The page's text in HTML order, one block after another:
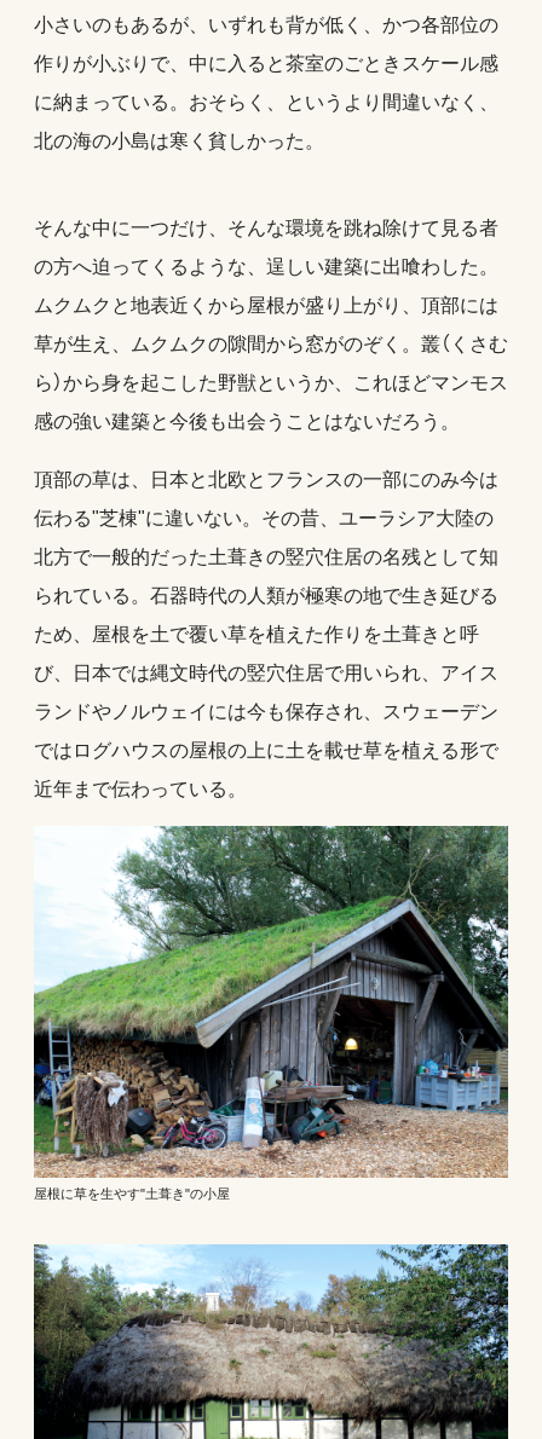
小さいのもあるが、いずれも背が低く、かつ各部位の
作りが小ぶりで、中に入ると茶室のごときスケール感
に納まっている。おそらく、というより間違いなく、
北の海の小島は寒く貧しかった。
そんな中に一つだけ、そんな環境を跳ね除けて見る者
の方へ迫ってくるような、逞しい建築に出喰わした。
ムクムクと地表近くから屋根が盛り上がり、頂部には
草が生え、ムクムクの隙間から窓がのぞく。叢（くさむ
ら）から身を起こした野獣というか、これほどマンモス
感の強い建築と今後も出会うことはないだろう。
頂部の草は、日本と北欧とフランスの一部にのみ今は
伝わる"芝棟"に違いない。その昔、ユーラシア大陸の
北方で一般的だった土葺きの竪穴住居の名残として知
られている。石器時代の人類が極寒の地で生き延びる
ため、屋根を土で覆い草を植えた作りを土葺きと呼
び、日本では縄文時代の竪穴住居で用いられ、アイス
ランドやノルウェイには今も保存され、スウェーデン
ではログハウスの屋根の上に土を載せ草を植える形で
近年まで伝わっている。
屋根に草を生やす"土葺き"の小屋